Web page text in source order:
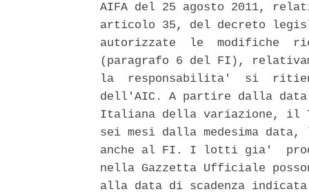
AIFA del 25 agosto 2011,
articolo 35, del decreto
autorizzate  le  modifiche
(paragrafo 6 del FI),
la  responsabilita'  si
dell'AIC. A partire dalla
Italiana della variazione, il
sei mesi dalla medesima
anche al FI. I lotti gia'
nella Gazzetta Ufficiale
alla data di scadenza